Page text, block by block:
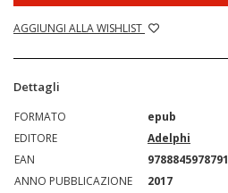
AGGIUNGI ALLA WISHLIST
Dettagli
FORMATO
epub
EDITORE
Adelphi
EAN
9788845978791
ANNO PUBBLICAZIONE
2017